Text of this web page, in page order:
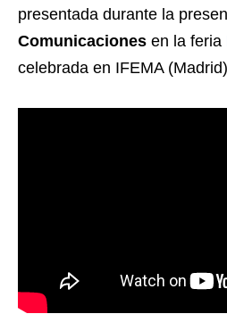
presentada durante la
Comunicaciones en la feria
celebrada en IFEMA